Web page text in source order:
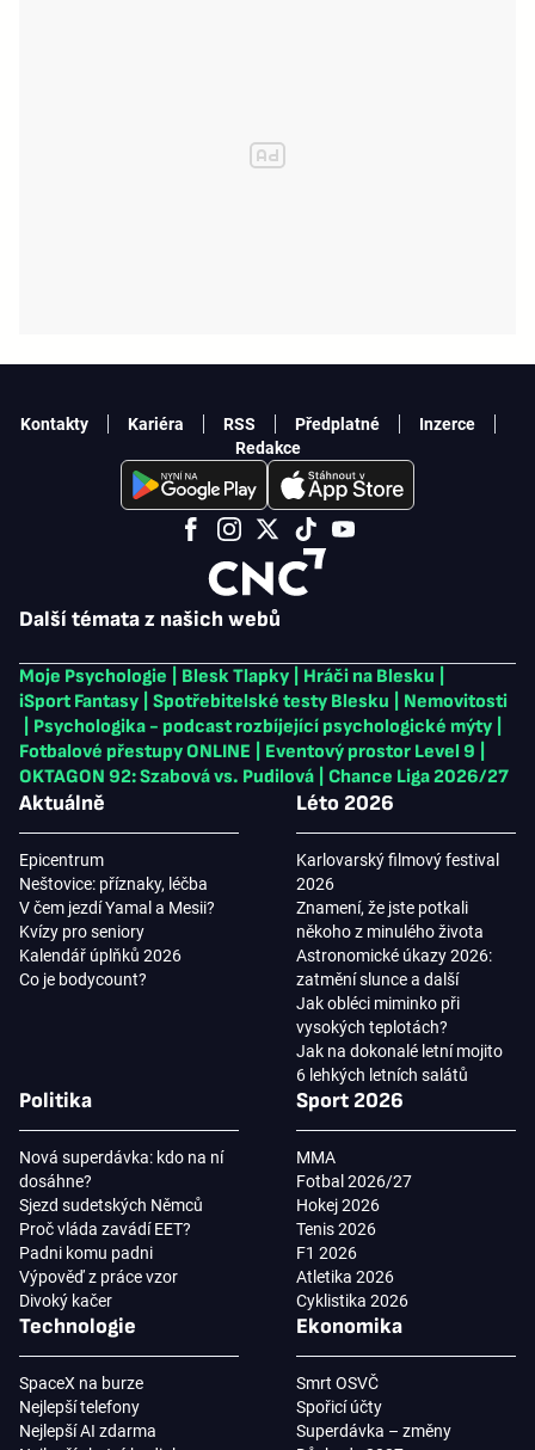
Další témata z našich webů
Moje Psychologie Blesk Tlapky Hráči na Blesku
iSport Fantasy
Spotřebitelské testy Blesku
Nemovitosti
Psychologika - podcast rozbíjející psychologické mýty
Fotbalové přestupy ONLINE
Eventový prostor Level 9
OKTAGON 92: Szabová vs. Pudilová
Chance Liga 2026/27
Aktuálně
Epicentrum
Neštovice: příznaky, léčba
V čem jezdí Yamal a Mesii?
Kvízy pro seniory
Kalendář úplňků 2026
Co je bodycount?
Léto 2026
Karlovarský filmový festival
2026
Znamení, že jste potkali
někoho z minulého života
Astronomické úkazy 2026:
zatmění slunce a další
Jak obléci miminko při
vysokých teplotách?
Jak na dokonalé letní mojito
6 lehkých letních salátů
Politika
Nová superdávka: kdo na ní
dosáhne?
Sjezd sudetských Němců
Proč vláda zavádí EET?
Padni komu padni
Výpověď z práce vzor
Divoký kačer
Sport 2026
MMA
Fotbal 2026/27
Hokej 2026
Tenis 2026
F1 2026
Atletika 2026
Cyklistika 2026
Technologie
SpaceX na burze
Nejlepší telefony
Nejlepší AI zdarma
Ekonomika
Smrt OSVČ
Spořicí účty
Superdávka – změny
Kontakty Kariéra RSS Předplatné
Inzerce
Redakce